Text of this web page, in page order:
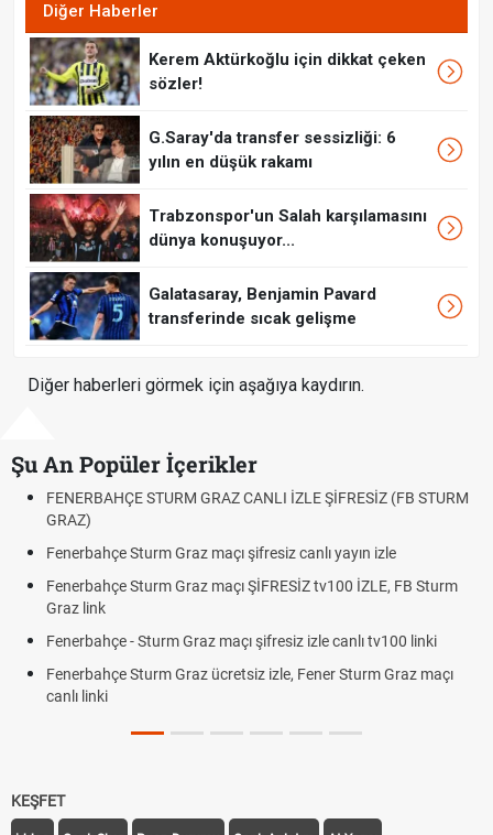
Diğer Haberler
Kerem Aktürkoğlu için dikkat çeken
sözler!
G.Saray'da transfer sessizliği: 6
yılın en düşük rakamı
Trabzonspor'un Salah karşılamasını
dünya konuşuyor...
Galatasaray, Benjamin Pavard
transferinde sıcak gelişme
Diğer haberleri görmek için aşağıya kaydırın.
Şu An Popüler İçerikler
GRAZ CANLI İZLE ŞİFRESİZ (FB STURM
maçı şifresiz canlı yayın izle
maçı ŞİFRESİZ tv100 İZLE, FB Sturm
Graz maçı şifresiz izle canlı tv100 linki
ücretsiz izle, Fener Sturm Graz maçı
Fındık Fiyatı
Altın Yükselecek mi,
Beklentiler
Rövanşı Saat
Off Tarihi Belli Oldu